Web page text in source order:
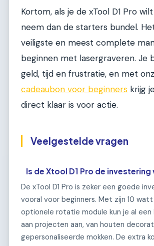
Kortom, als je de xTool D1 Pro
neem dan de starters bundel.
veiligste en meest complete
beginnen met lasergraveren. Je
geld, tijd en frustratie, en met
cadeaubon voor beginners krijg
direct klaar is voor actie.
Veelgestelde vragen
Is de Xtool D1 Pro de investering
De xTool D1 Pro is zeker een goede
vooral voor beginners. Met zijn 10
optionele rotatie module kun je al een
aan projecten aan, van houten
gepersonaliseerde mokken. De extra